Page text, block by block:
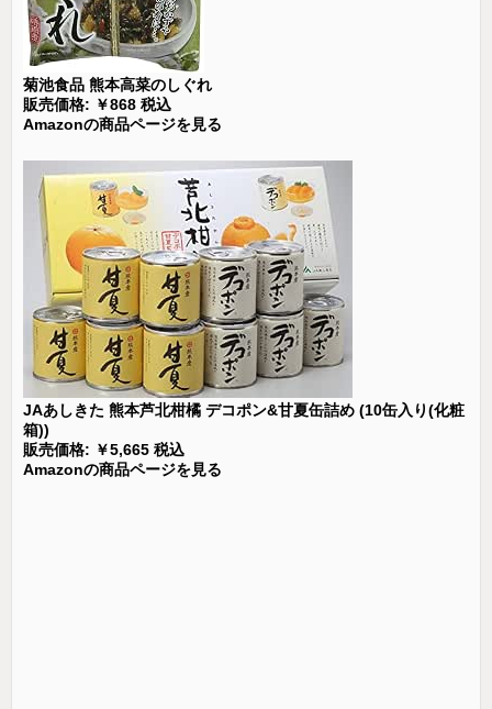
菊池食品 熊本高菜のしぐれ
販売価格: ￥868 税込
Amazonの商品ページを見る
JAあしきた 熊本芦北柑橘 デコポン&甘夏缶詰め (10缶入り(化粧
箱))
販売価格: ￥5,665 税込
Amazonの商品ページを見る